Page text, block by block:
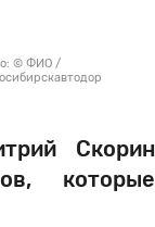
© ФИО /
Скорин
которые